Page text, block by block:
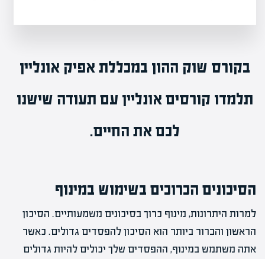
בקורס שוק ההון במכללת אפיק אונליין
תלמדו קורסים אונליין עם תעודה שישנו
לכם את החיים.
הסיכונים הכרוכים בשימוש במינוף
למרות היתרונות, מינוף כרוך בסיכונים משמעותיים. הסיכון
הראשון והברור ביותר הוא הסיכון להפסדים גדולים. כאשר
אתה משתמש במינוף, ההפסדים שלך יכולים להיות גדולים